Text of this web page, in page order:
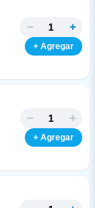
− +
+ Agregar
− +
+ Agregar